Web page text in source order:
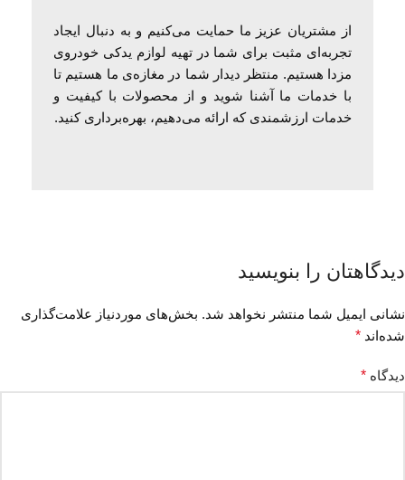
از مشتریان عزیز ما حمایت می‌کنیم و به دنبال ایجاد
تجربه‌ای مثبت برای شما در تهیه لوازم یدکی خودروی
مزدا هستیم. منتظر دیدار شما در مغازه‌ی ما هستیم تا
با خدمات ما آشنا شوید و از محصولات با کیفیت و
خدمات ارزشمندی که ارائه می‌دهیم، بهره‌برداری کنید.
دیدگاهتان را بنویسید
نشانی ایمیل شما منتشر نخواهد شد. بخش‌های موردنیاز علامت‌گذاری
شده‌اند *
دیدگاه *